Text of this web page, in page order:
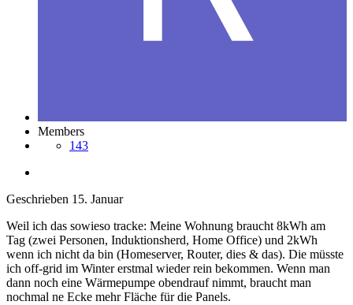
Members
143
Geschrieben 15. Januar
Weil ich das sowieso tracke: Meine Wohnung braucht 8kWh am
Tag (zwei Personen, Induktionsherd, Home Office) und 2kWh
wenn ich nicht da bin (Homeserver, Router, dies & das). Die müsste
ich off-grid im Winter erstmal wieder rein bekommen. Wenn man
dann noch eine Wärmepumpe obendrauf nimmt, braucht man
nochmal ne Ecke mehr Fläche für die Panels.